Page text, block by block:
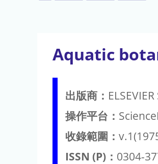
Aquatic
出版商：
操作平台：
收錄範圍：
ISSN (P)： 0304-